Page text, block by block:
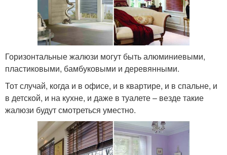
Горизонтальные жалюзи могут быть алюминиевыми,
пластиковыми, бамбуковыми и деревянными.
Тот случай, когда и в офисе, и в квартире, и в спальне, и
в детской, и на кухне, и даже в туалете – везде такие
жалюзи будут смотреться уместно.